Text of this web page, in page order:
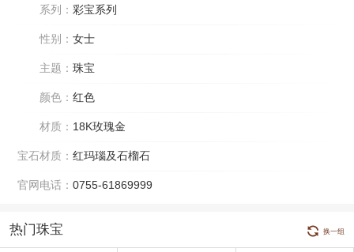
系列： 彩宝系列
性别： 女士
主题： 珠宝
颜色： 红色
材质： 18K玫瑰金
宝石材质： 红玛瑙及石榴石
官网电话： 0755-61869999
热门珠宝 换一组